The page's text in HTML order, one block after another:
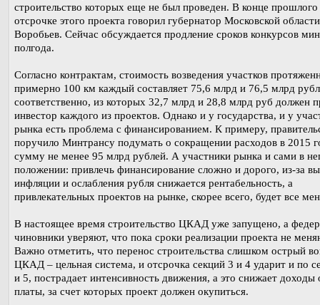
строительство которых еще не был проведен. В конце прошлого
отсрочке этого проекта говорил губернатор Московской
Воробьев. Сейчас обсуждается продление сроков конкурсов
полгода.
Согласно контрактам, стоимость возведения участков
примерно 100 км каждый составляет 75,6 млрд и 76,5 млрд
соответственно, из которых 32,7 млрд и 28,8 млрд руб должен
инвестор каждого из проектов. Однако и у государства, и у
рынка есть проблема с финансированием. К примеру,
поручило Минтрансу подумать о сокращении расходов в 2015
сумму не менее 95 млрд рублей. А участники рынка и сами в
положении: привлечь финансирование сложно и дорого, из-за
инфляции и ослабления рубля снижается рентабельность, а
привлекательных проектов на рынке, скорее всего, будет все
В настоящее время строительство ЦКАД уже запущено, а
чиновники уверяют, что пока сроки реализации проекта не
Важно отметить, что перенос строительства слишком острый
ЦКАД – цельная система, и отсрочка секций 3 и 4 ударит и по
и 5, пострадает интенсивность движения, а это снижает доходы
платы, за счет которых проект должен окупиться.